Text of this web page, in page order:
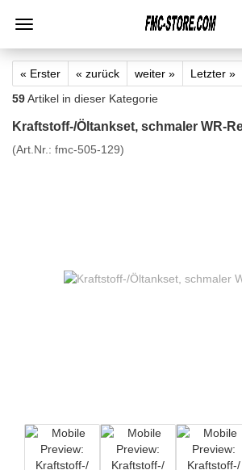
« Erster « zurück weiter »
Letzter »
59Artikel in dieser Kategorie
Kraftstoff-/Öltankset, schmaler WR-
(Art.Nr.: fmc-505-129)